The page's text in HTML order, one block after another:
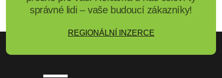
správné lidi – vaše budoucí zákazníky!
REGIONÁLNÍ INZERCE